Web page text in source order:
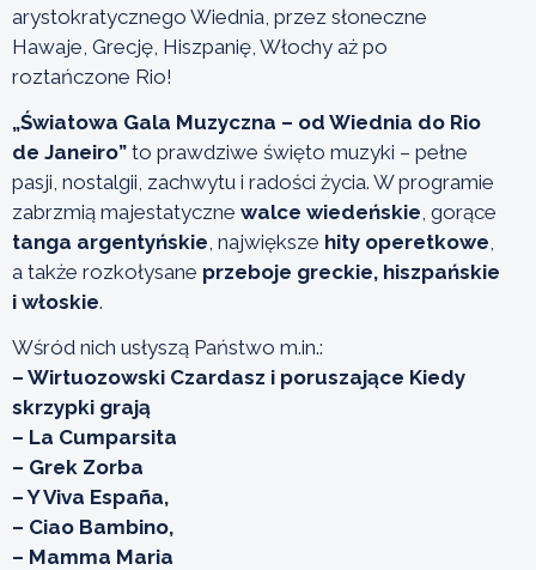
arystokratycznego Wiednia, przez słoneczne
Hawaje, Grecję, Hiszpanię, Włochy aż po
roztańczone Rio!
„Światowa Gala Muzyczna – od Wiednia do Rio
de Janeiro” to prawdziwe święto muzyki – pełne
pasji, nostalgii, zachwytu i radości życia. W programie
zabrzmią majestatyczne walce wiedeńskie , gorące
tanga argentyńskie , największe hity operetkowe
a także rozkołysane przeboje greckie, hiszpańskie
i włoskie.
Wśród nich usłyszą Państwo m.in.:
– Wirtuozowski Czardasz i poruszające Kiedy
skrzypki grają
– La Cumparsita
– Grek Zorba
– Y Viva España,
– Ciao Bambino,
– Mamma Maria